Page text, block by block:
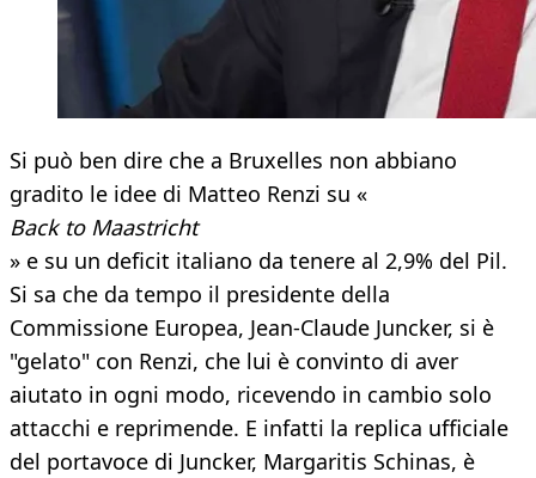
Si può ben dire che a Bruxelles non abbiano
gradito le idee di Matteo Renzi su «
Back to Maastricht
» e su un deficit italiano da tenere al 2,9% del Pil.
Si sa che da tempo il presidente della
Commissione Europea, Jean-Claude Juncker, si è
"gelato" con Renzi, che lui è convinto di aver
aiutato in ogni modo, ricevendo in cambio solo
attacchi e reprimende. E infatti la replica ufficiale
del portavoce di Juncker, Margaritis Schinas, è